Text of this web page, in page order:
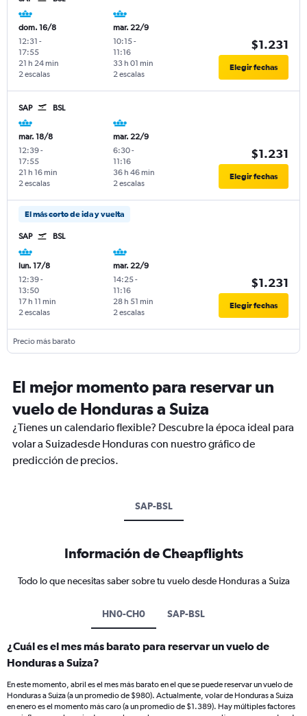
dom. 16/8
12:31 -
17:55
2 escalas
21 h 24 min
mar. 22/9
10:15-
11:16
2 escalas
33 h 01 min
$1.231
Elegir fechas
SAP BSL
mar. 18/8
12:39-
17:55
2 escalas
21 h 16 min
mar. 22/9
6:30-
11:16
2 escalas
36 h 46 min
$1.231
Elegir fechas
El más corto de ida y vuelta
SAP BSL
lun. 17/8
12:39-
13:50
2 escalas
17 h 11 min
mar. 22/9
14:25-
11:16
2 escalas
28 h 51 min
$1.231
Elegir fechas
Precio más barato
El mejor momento para reservar un
vuelo de Honduras a Suiza
¿Tienes un calendario flexible? Descubre la época ideal para
volar a Suizadesde Honduras con nuestro gráfico de
predicción de precios.
SAP-BSL
Información de Cheapflights
Todo lo que necesitas saber sobre tu vuelo desde Honduras a Suiza
HN0-CH0 SAP-BSL
¿Cuál es el mes más barato para reservar un vuelo de
Honduras a Suiza?
En este momento, abril es el mes más barato en el que se puede reservar un vuelo de
Honduras a Suiza (a un promedio de $980). Actualmente, volar de Honduras a Suiza
en enero es el momento más caro (a un promedio de $1.389). Hay múltiples factores